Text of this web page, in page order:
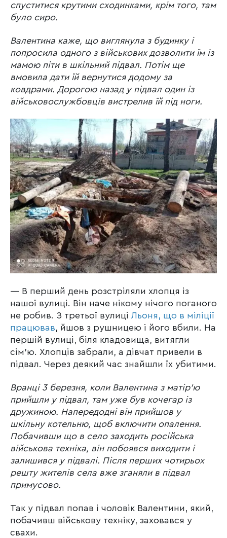
спуститися крутими сходинками, крім того, там
було сиро.
Валентина каже, що виглянула з будинку і
попросила одного з військових дозволити їм із
мамою піти в шкільний підвал. Потім ще
вмовила дати їй вернутися додому за
ковдрами. Дорогою назад у підвал один із
військовослужбовців вистрелив їй під ноги.
— В перший день розстріляли хлопця із
нашої вулиці. Він наче нікому нічого поганого
не робив. З третьої вулиці Льоня, що в міліції
працював, йшов з рушницею і його вбили. На
першій вулиці, біля кладовища, витягли
сім’ю. Хлопців забрали, а дівчат привели в
підвал. Через деякий час знайшли їх убитими.
Вранці 3 березня, коли Валентина з матір’ю
прийшли у підвал, там уже був кочегар із
дружиною. Напередодні він прийшов у
шкільну котельню, щоб включити опалення.
Побачивши що в село заходить російська
військова техніка, він побоявся виходити і
залишився у підвалі. Після перших чотирьох
решту жителів села вже зганяли в підвал
примусово.
Так у підвал попав і чоловік Валентини, який,
побачивш військову техніку, заховався у
свахи.